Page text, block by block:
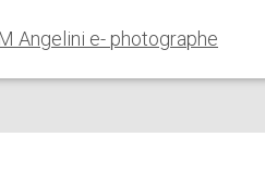
Angelini e- photographe